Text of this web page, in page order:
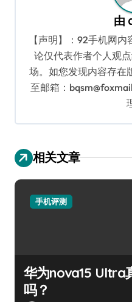
由
【声明】：92手机网
论仅代表作者个人观
场。如您发现内容存在
至邮箱：
相关文章
手机评测
华为nova15 Ultra
吗？